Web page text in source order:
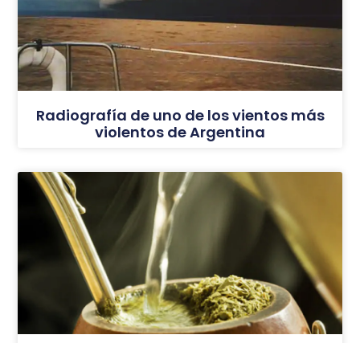
Radiografía de uno de los vientos más
violentos de Argentina